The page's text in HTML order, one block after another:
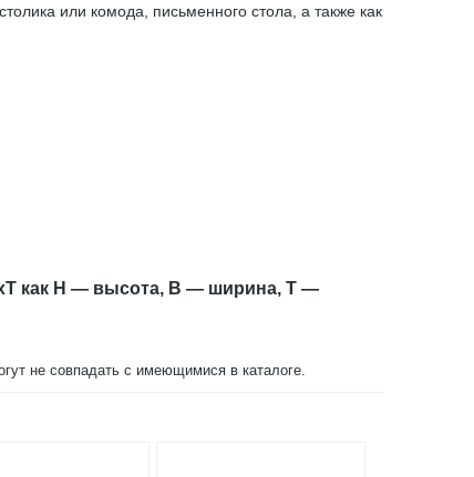
или комода, письменного стола, а также как
как H — высота, B — ширина, T —
не совпадать с имеющимися в каталоге.